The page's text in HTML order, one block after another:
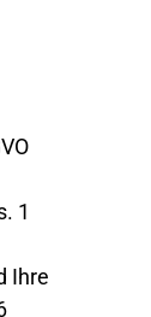
1
Ihre